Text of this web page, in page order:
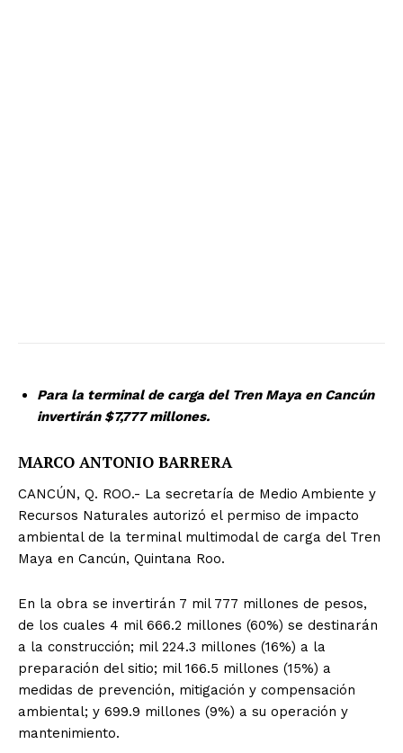
Para la terminal de carga del Tren Maya en Cancún
invertirán $7,777 millones.
MARCO ANTONIO BARRERA
CANCÚN, Q. ROO.- La secretaría de Medio Ambiente y
Recursos Naturales autorizó el permiso de impacto
ambiental de la terminal multimodal de carga del Tren
Maya en Cancún, Quintana Roo.
En la obra se invertirán 7 mil 777 millones de pesos,
de los cuales 4 mil 666.2 millones (60%) se destinarán
a la construcción; mil 224.3 millones (16%) a la
preparación del sitio; mil 166.5 millones (15%) a
medidas de prevención, mitigación y compensación
ambiental; y 699.9 millones (9%) a su operación y
mantenimiento.